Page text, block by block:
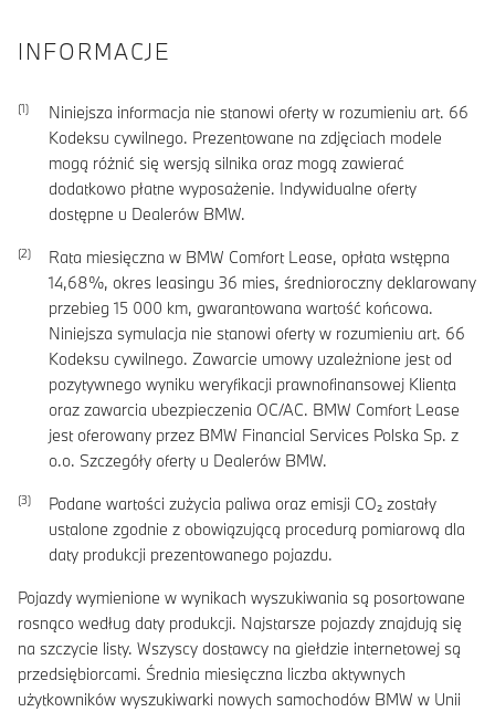
INFORMACJE
Niniejsza informacja nie stanowi oferty w rozumieniu art. 66
Kodeksu cywilnego. Prezentowane na zdjęciach modele
mogą różnić się wersją silnika oraz mogą zawierać
dodatkowo płatne wyposażenie. Indywidualne oferty
dostępne u Dealerów BMW.
Rata miesięczna w BMW Comfort Lease, opłata wstępna
14,68%, okres leasingu 36 mies, średnioroczny deklarowany
przebieg 15 000 km, gwarantowana wartość końcowa.
Niniejsza symulacja nie stanowi oferty w rozumieniu art. 66
Kodeksu cywilnego. Zawarcie umowy uzależnione jest od
pozytywnego wyniku weryfikacji prawnofinansowej Klienta
oraz zawarcia ubezpieczenia OC/AC. BMW Comfort Lease
jest oferowany przez BMW Financial Services Polska Sp. z
o.o. Szczegóły oferty u Dealerów BMW.
Podane wartości zużycia paliwa oraz emisji CO₂ zostały
ustalone zgodnie z obowiązującą procedurą pomiarową dla
daty produkcji prezentowanego pojazdu.
Pojazdy wymienione w wynikach wyszukiwania są posortowane
rosnąco według daty produkcji. Najstarsze pojazdy znajdują się
na szczycie listy. Wszyscy dostawcy na giełdzie internetowej są
przedsiębiorcami. Średnia miesięczna liczba aktywnych
użytkowników wyszukiwarki nowych samochodów BMW w Unii